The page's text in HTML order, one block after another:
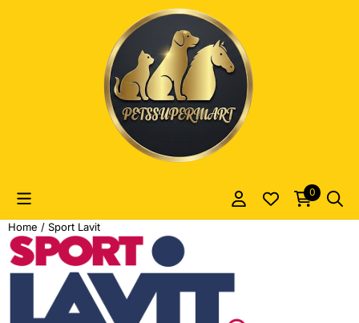
Le preferenze sui cookie sono attualmente chiuse.
0
Home / Sport Lavit